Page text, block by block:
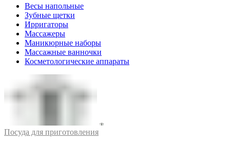
Весы напольные
Зубные щетки
Ирригаторы
Массажеры
Маникюрные наборы
Массажные ванночки
Косметологические аппараты
Посуда для приготовления